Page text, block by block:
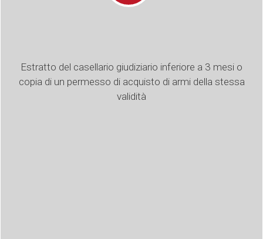
Estratto del casellario giudiziario inferiore a 3 mesi o
copia di un permesso di acquisto di armi della stessa
validità